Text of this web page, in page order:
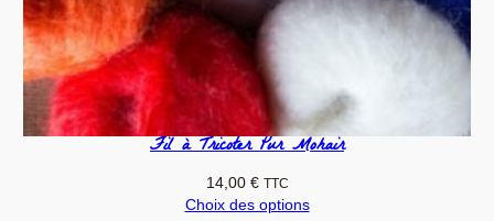
Fil à Tricoter Pur Mohair
14,00 € TTC
Choix des options